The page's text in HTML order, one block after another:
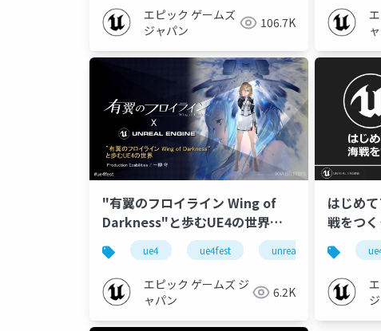
エピック ゲームズ
ジャパン
106.7K
"有翼のフロイライン Wing of
Darkness"と歩むUE4の世界
【UNREAL FEST EAST 2019】
ue4 ue4fest unreal fest east 2019
エピック ゲームズ ジ
ャパン
6.2K
はじめ
戦をつ
【